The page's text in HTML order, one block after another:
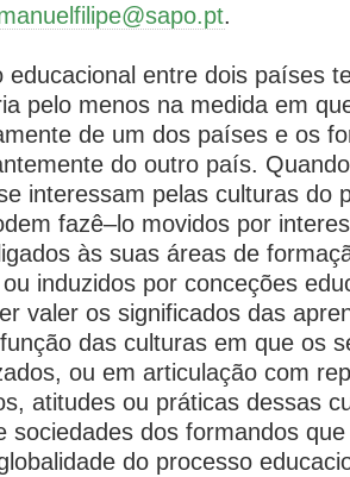
.
educacional entre dois países
pelo menos na medida em
de um dos países e os
do outro país.
interessam pelas culturas do
fazê–lo movidos por
às suas áreas de
induzidos por conceções
valer os significados das
das culturas em que os
ou em articulação com
atitudes ou práticas dessas
sociedades dos formandos
do processo